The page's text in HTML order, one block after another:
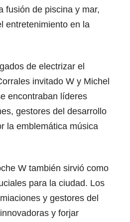
fusión de piscina y mar,
entretenimiento en la
de electrizar el
invitado W y Michel
encontraban líderes
gestores del desarrollo
la emblemática música
W también sirvió como
para la ciudad. Los
y gestores del
y forjar